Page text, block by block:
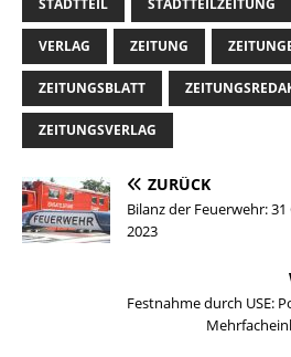
VERLAG ZEITUNG
ZEITUNGSBLATT
ZEITUNGSVERLAG
ZURÜCK
Bilanz der Feuerwehr:
2023
Festnahme durch USE: